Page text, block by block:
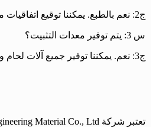
ج2: نعم بالطبع. يمكننا توقيع اتفاقيات مختلفة بناءً على طلبك.
س 3: يتم توفير معدات التثبيت؟
ج3: نعم. يمكننا توفير جميع آلات لحام واختبار الأغشية الأرضية.